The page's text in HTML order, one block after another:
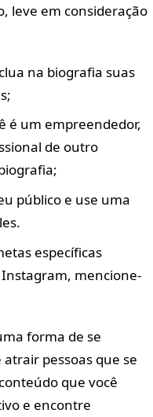
leve em consideração
na biografia suas
é um empreendedor,
de outro
público e use uma
específicas
mencione-
forma de se
pessoas que se
que você
e encontre